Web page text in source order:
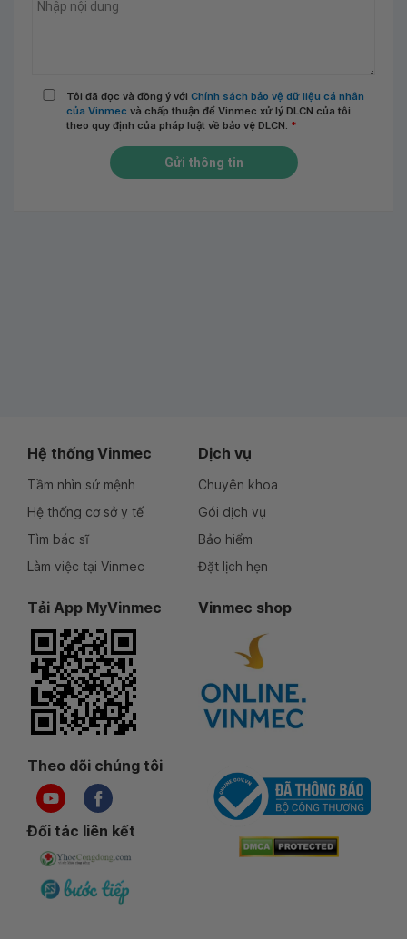
Tôi đã đọc và đồng ý với Chính sách bảo vệ dữ liệu cá nhân
của Vinmec và chấp thuận để Vinmec xử lý DLCN của tôi
theo quy định của pháp luật về bảo vệ DLCN. *
Gửi thông tin
Hệ thống Vinmec
Tầm nhìn sứ mệnh
Hệ thống cơ sở y tế
Tìm bác sĩ
Làm việc tại Vinmec
Dịch vụ
Chuyên khoa
Gói dịch vụ
Bảo hiểm
Đặt lịch hẹn
Tải App MyVinmec Vinmec shop
Theo dõi chúng tôi
Đối tác liên kết